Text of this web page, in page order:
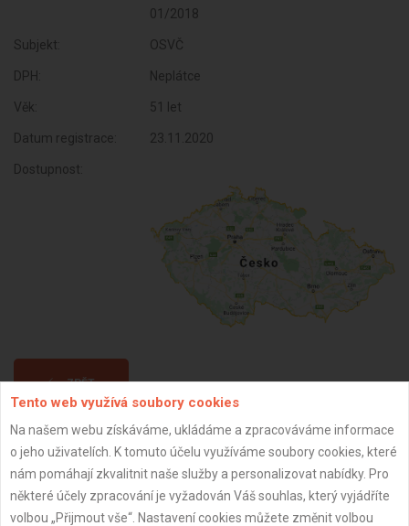
01/2018
Subjekt: OSVČ
DPH: Neplátce
Věk: 51 let
Datum registrace: 23.11.2020
Dostupnost:
ZPĚT
Aktualizováno z portálu ARES dne 31.12.2024 18:00:10
Tento web využívá soubory cookies
Na našem webu získáváme, ukládáme a zpracováváme informace
o jeho uživatelích. K tomuto účelu využíváme soubory cookies, které
nám pomáhají zkvalitnit naše služby a personalizovat nabídky. Pro
některé účely zpracování je vyžadován Váš souhlas, který vyjádříte
volbou „Přijmout vše“. Nastavení cookies můžete změnit volbou